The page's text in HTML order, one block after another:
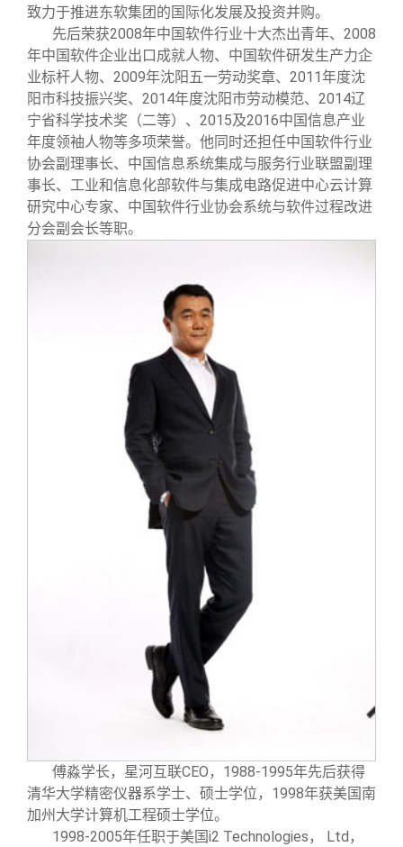
致力于推进东软集团的国际化发展及投资并购。
先后荣获2008年中国软件行业十大杰出青年、2008
年中国软件企业出口成就人物、中国软件研发生产力企
业标杆人物、2009年沈阳五一劳动奖章、2011年度沈
阳市科技振兴奖、2014年度沈阳市劳动模范、2014辽
宁省科学技术奖（二等）、2015及2016中国信息产业
年度领袖人物等多项荣誉。他同时还担任中国软件行业
协会副理事长、中国信息系统集成与服务行业联盟副理
事长、工业和信息化部软件与集成电路促进中心云计算
研究中心专家、中国软件行业协会系统与软件过程改进
分会副会长等职。
傅淼学长，星河互联CEO，1988-1995年先后获得
清华大学精密仪器系学士、硕士学位，1998年获美国南
加州大学计算机工程硕士学位。
1998-2005年任职于美国i2 Technologies， Ltd，